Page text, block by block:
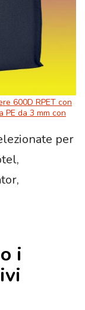
600D RPET con
PE da 3 mm con
per
i